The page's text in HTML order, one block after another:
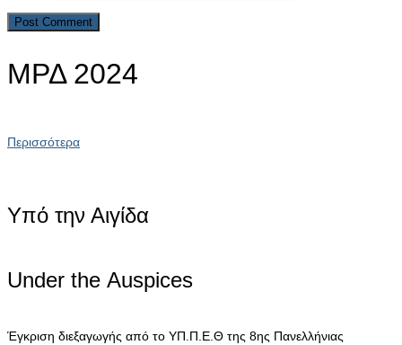
ΜΡΔ 2024
Περισσότερα
Υπό την Αιγίδα
Under the Αuspices
Έγκριση διεξαγωγής από το ΥΠ.Π.Ε.Θ της 8ης Πανελλήνιας